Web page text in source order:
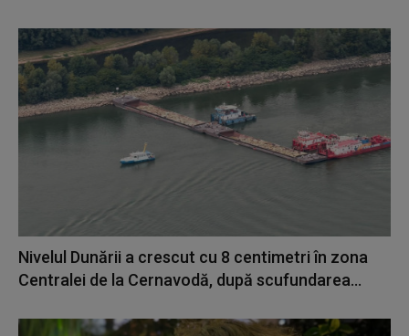
Nivelul Dunării a crescut cu 8 centimetri în zona
Centralei de la Cernavodă, după scufundarea...